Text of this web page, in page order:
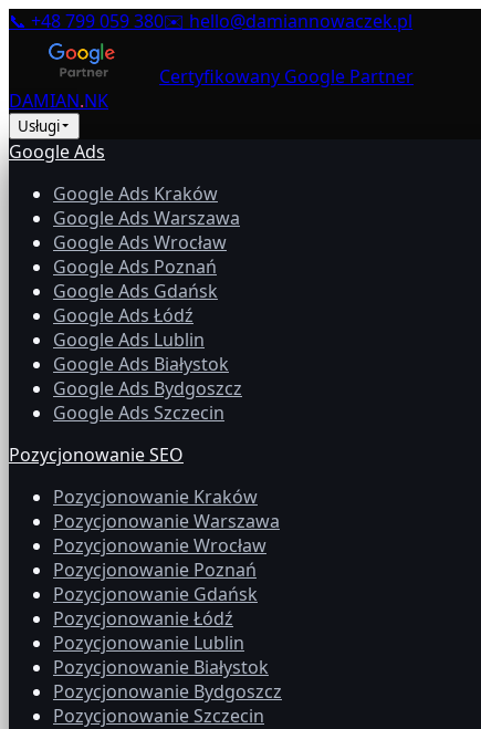
📞 +48 799 059 380✉️ hello@damiannowaczek.pl
Certyfikowany Google Partner
DAMIAN.NK
Usługi
Google Ads
Google Ads Kraków
Google Ads Warszawa
Google Ads Wrocław
Google Ads Poznań
Google Ads Gdańsk
Google Ads Łódź
Google Ads Lublin
Google Ads Białystok
Google Ads Bydgoszcz
Google Ads Szczecin
Pozycjonowanie SEO
Pozycjonowanie Kraków
Pozycjonowanie Warszawa
Pozycjonowanie Wrocław
Pozycjonowanie Poznań
Pozycjonowanie Gdańsk
Pozycjonowanie Łódź
Pozycjonowanie Lublin
Pozycjonowanie Białystok
Pozycjonowanie Bydgoszcz
Pozycjonowanie Szczecin